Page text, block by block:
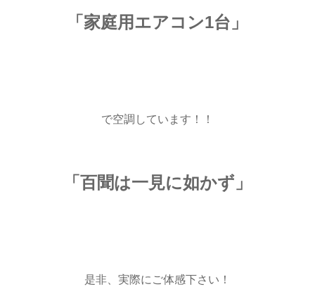
「家庭用エアコン1台」
で空調しています！！
「百聞は一見に如かず」
是非、実際にご体感下さい！